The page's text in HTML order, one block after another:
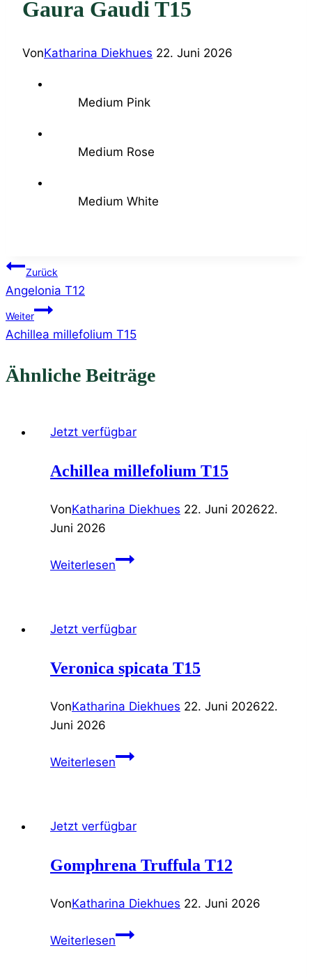
Gaura Gaudi T15
VonKatharina Diekhues 22. Juni 2026
Medium Pink
Medium Rose
Medium White
Beitragsnavigation
Zurück
Angelonia T12
Weiter
Achillea millefolium T15
Ähnliche Beiträge
Jetzt verfügbar
Achillea millefolium T15
VonKatharina Diekhues 22. Juni 202622.
Juni 2026
WeiterlesenAchillea
Jetzt verfügbar
Veronica spicata T15
VonKatharina Diekhues 22. Juni 202622.
Juni 2026
WeiterlesenVeronica
Jetzt verfügbar
Gomphrena Truffula T12
VonKatharina Diekhues 22. Juni 2026
WeiterlesenGomphrena